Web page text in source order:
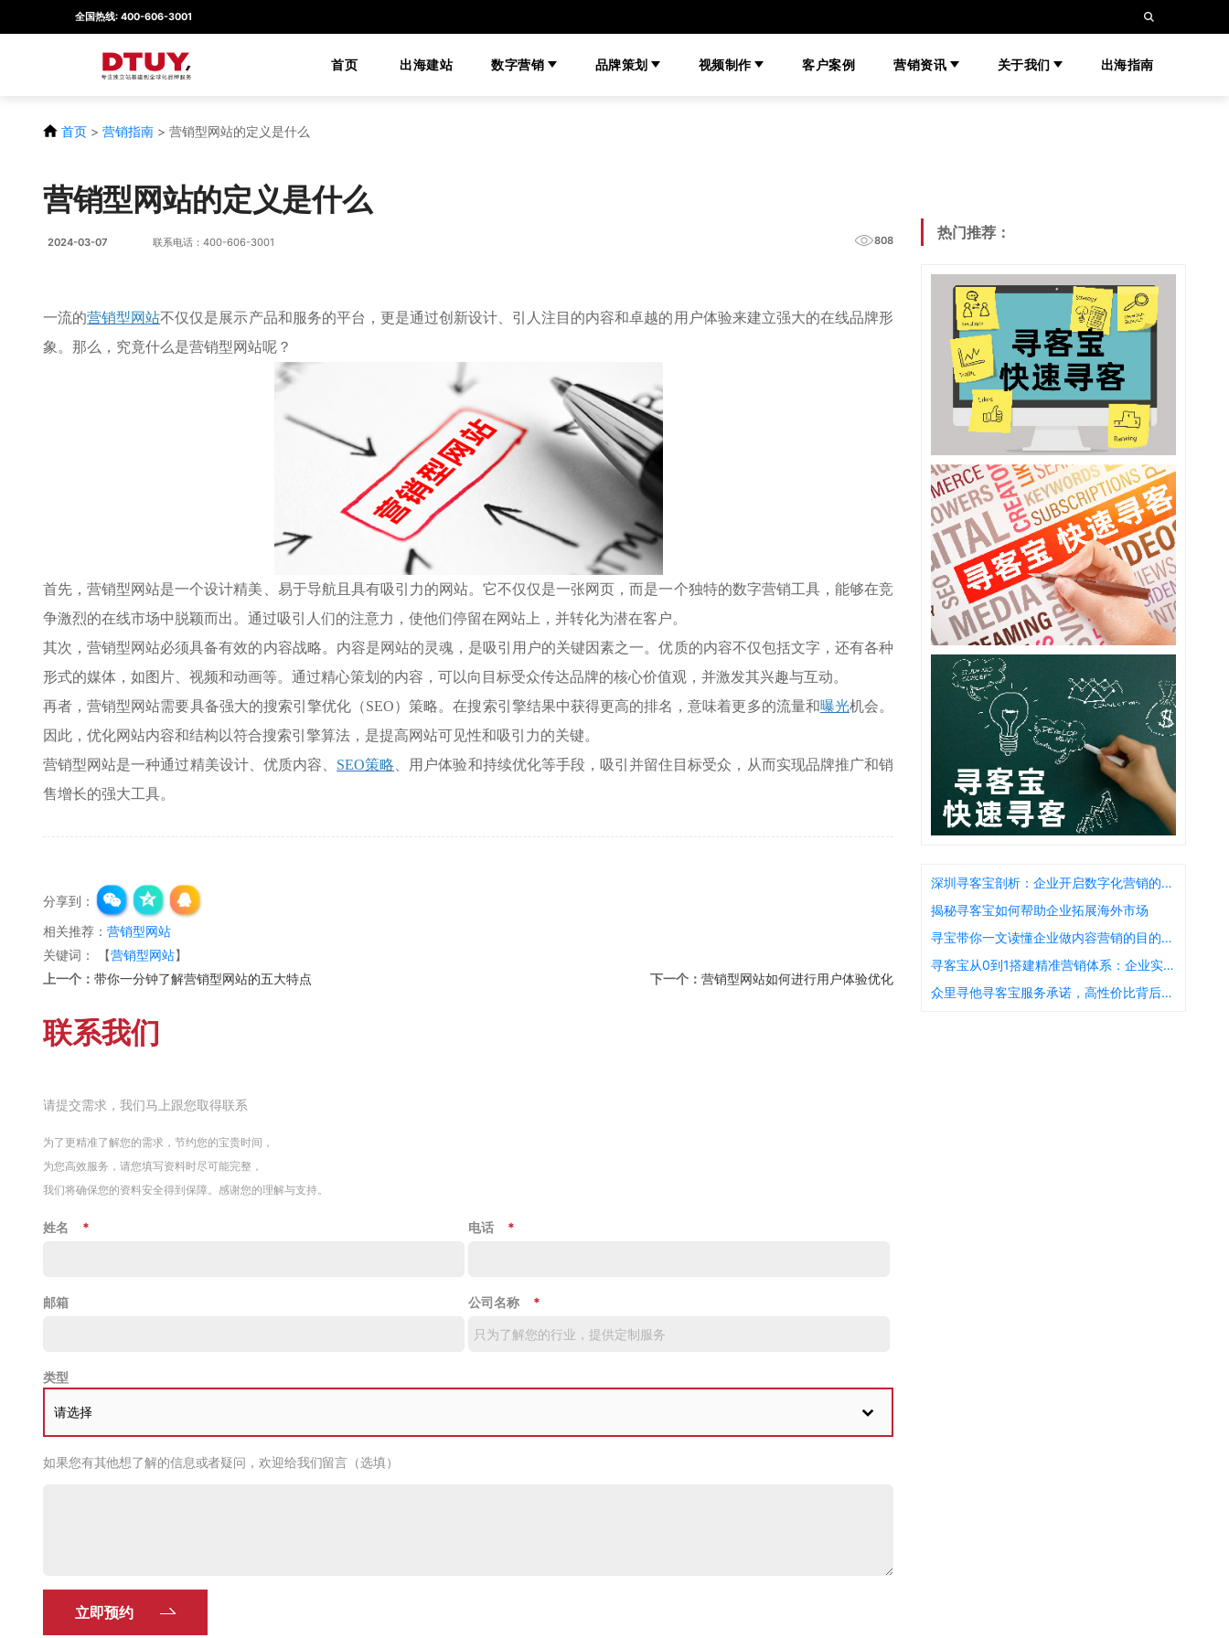
全国热线: 400-606-3001
首页 出海建站 数字营销 品牌策划 视频制作 客户案例 营销资讯 关于我们 出海指南
首页 > 营销指南 > 营销型网站的定义是什么
营销型网站的定义是什么
2024-03-07 联系电话：400-606-3001 808
一流的营销型网站不仅仅是展示产品和服务的平台，更是通过创新设计、引人注目的内容和卓越的用户体验来建立强大的在线品牌形
象。那么，究竟什么是营销型网站呢？
首先，营销型网站是一个设计精美、易于导航且具有吸引力的网站。它不仅仅是一张网页，而是一个独特的数字营销工具，能够在竞
争激烈的在线市场中脱颖而出。通过吸引人们的注意力，使他们停留在网站上，并转化为潜在客户。
其次，营销型网站必须具备有效的内容战略。内容是网站的灵魂，是吸引用户的关键因素之一。优质的内容不仅包括文字，还有各种
形式的媒体，如图片、视频和动画等。通过精心策划的内容，可以向目标受众传达品牌的核心价值观，并激发其兴趣与互动。
再者，营销型网站需要具备强大的搜索引擎优化（SEO）策略。在搜索引擎结果中获得更高的排名，意味着更多的流量和曝光机会。
因此，优化网站内容和结构以符合搜索引擎算法，是提高网站可见性和吸引力的关键。
营销型网站是一种通过精美设计、优质内容、 SEO策略 、用户体验和持续优化等手段，吸引并留住目标受众，从而实现品牌推广和销
售增长的强大工具。
分享到：
相关推荐： 营销型网站
关键词：
【营销型网站】
上一个： 带你一分钟了解营销型网站的五大特点 下一个： 营销型网站如何进行用户体验优化
联系我们
请提交需求，我们马上跟您取得联系
为了更精准了解您的需求，节约您的宝贵时间，
为您高效服务，请您填写资料时尽可能完整，
我们将确保您的资料安全得到保障。感谢您的理解与支持。
姓名 * 电话 *
邮箱 公司名称 *
类型
请选择
如果您有其他想了解的信息或者疑问，欢迎给我们留言（选填）
立即预约
热门推荐：
深圳寻客宝剖析：企业开启数字化营销的重要性
揭秘寻客宝如何帮助企业拓展海外市场
寻宝带你一文读懂企业做内容营销的目的是什么
寻客宝从0到1搭建精准营销体系：企业实践指南
众里寻他寻客宝服务承诺，高性价比背后的质量保障是什么